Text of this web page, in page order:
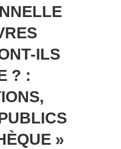
ILS
? :
»